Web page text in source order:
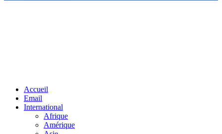
Accueil
Email
International
Afrique
Amérique